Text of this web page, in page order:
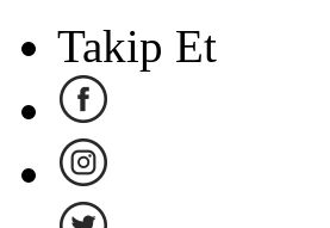
Takip Et